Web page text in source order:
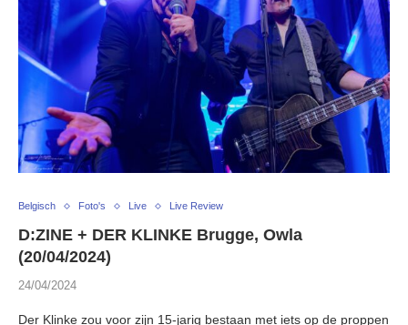
Belgisch Foto's Live Live Review
D:ZINE + DER KLINKE Brugge, Owla
(20/04/2024)
24/04/2024
Der Klinke zou voor zijn 15-jarig bestaan met iets op de proppen